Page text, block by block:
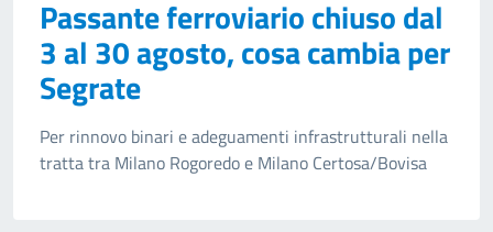
Passante ferroviario chiuso dal
3 al 30 agosto, cosa cambia per
Segrate
Per rinnovo binari e adeguamenti infrastrutturali nella
tratta tra Milano Rogoredo e Milano Certosa/Bovisa